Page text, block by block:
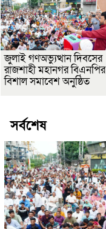
জুলাই গণঅভ্যুত্থান দিবসের
রাজশাহী মহানগর বিএনপির
বিশাল সমাবেশ অনুষ্ঠিত
সর্বশেষ